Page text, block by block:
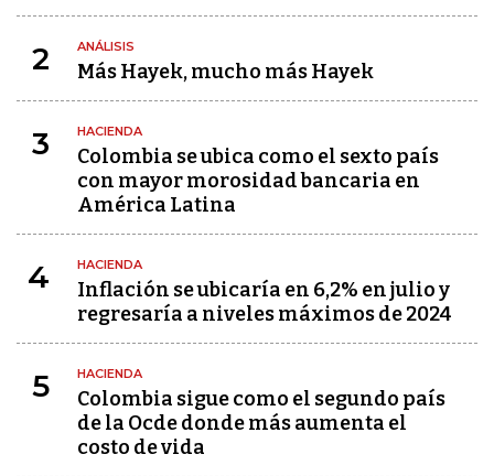
2 ANÁLISIS
Más Hayek, mucho más Hayek
3 HACIENDA
Colombia se ubica como el sexto país
con mayor morosidad bancaria en
América Latina
4 HACIENDA
Inflación se ubicaría en 6,2% en julio y
regresaría a niveles máximos de 2024
5 HACIENDA
Colombia sigue como el segundo país
de la Ocde donde más aumenta el
costo de vida